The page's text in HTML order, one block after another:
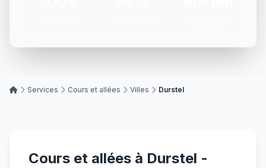
Services Cours et allées Villes Durstel
Cours et allées à Durstel -